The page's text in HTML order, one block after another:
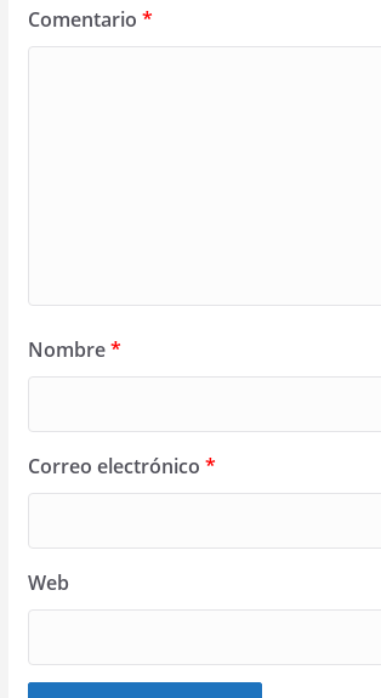
Comentario *
Nombre*
Correo electrónico *
Web